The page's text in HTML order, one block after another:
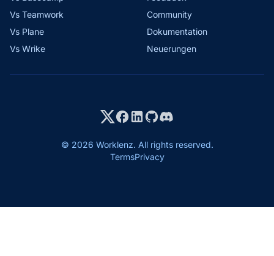
Vs Teamwork
Vs Plane
Vs Wrike
Community
Dokumentation
Neuerungen
© 2026 Worklenz. All rights reserved.
TermsPrivacy